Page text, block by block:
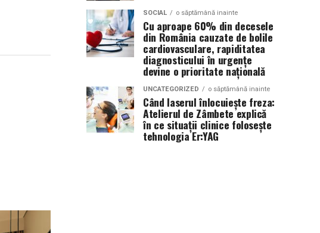
SOCIAL o săptămână inainte
Cu aproape 60% din decesele
din România cauzate de bolile
cardiovasculare, rapiditatea
diagnosticului în urgențe
devine o prioritate națională
UNCATEGORIZED o săptămână inainte
Când laserul înlocuiește freza:
Atelierul de Zâmbete explică
în ce situații clinice folosește
tehnologia Er:YAG